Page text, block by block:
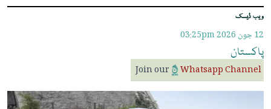
ویب ڈیسک
12 جون 2026 03:25pm
پاکستان
Join our Whatsapp Channel